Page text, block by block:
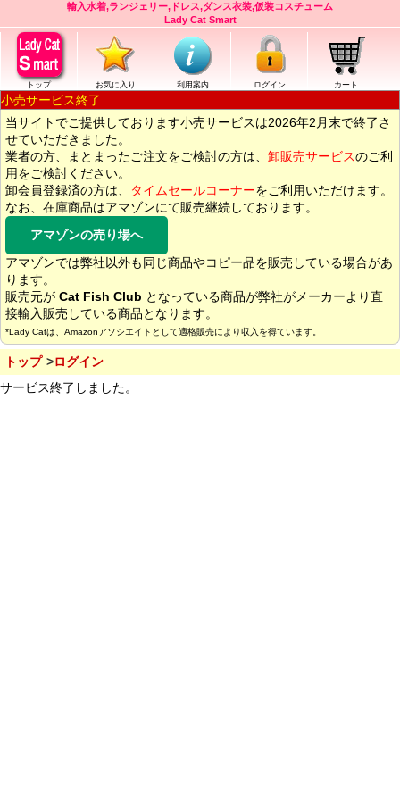
輸入水着,ランジェリー,ドレス,ダンス衣装,仮装コスチューム
Lady Cat Smart
トップ お気に入り 利用案内 ログイン カート
小売サービス終了
当サイトでご提供しております小売サービスは2026年2月末で終了さ
せていただきました。
業者の方、まとまったご注文をご検討の方は、 卸販売サービスのご利
用をご検討ください。
卸会員登録済の方は、
タイムセールコーナーをご利用いただけます。
なお、在庫商品はアマゾンにて販売継続しております。
アマゾンの売り場へ
アマゾンでは弊社以外も同じ商品やコピー品を販売している場合があ
ります。
販売元が Cat Fish Club となっている商品が弊社がメーカーより直
接輸入販売している商品となります。
*Lady Catは、Amazonアソシエイトとして適格販売により収入を得ています。
トップ
ログイン
サービス終了しました。